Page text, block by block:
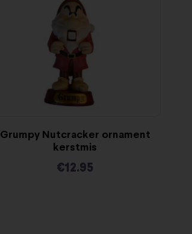
Grumpy Nutcracker ornament
kerstmis
€12.95